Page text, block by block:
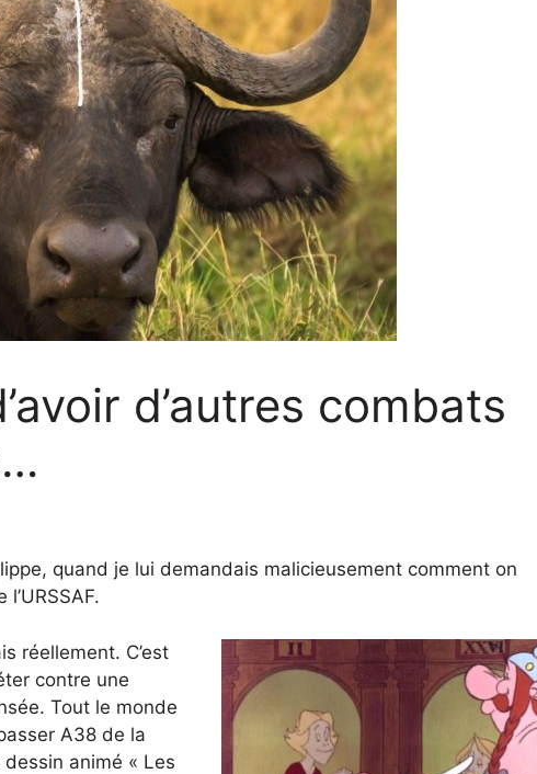
d’autres combats
quand je lui demandais malicieusement comment on
réellement. C’est
contre une
Tout le monde
A38 de la
animé « Les